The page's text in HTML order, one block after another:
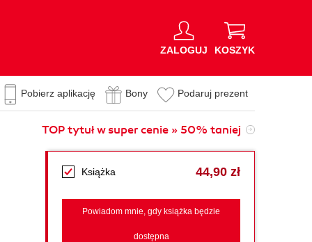
ZALOGUJ KOSZYK
Pobierz aplikację Bony Podaruj prezent
TOP tytuł w super cenie » 50% taniej
Książka 44,90 zł
Powiadom mnie, gdy książka będzie
dostępna